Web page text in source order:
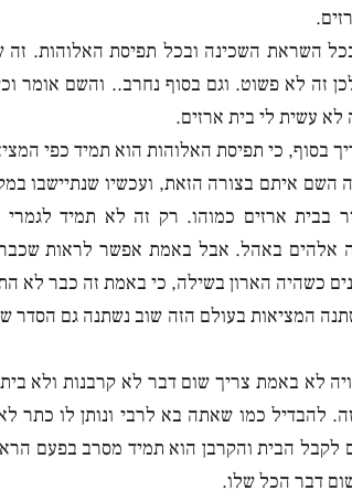
השראת השכינה ובכל תפיסת האלוהות.
זה לא פשוט. וגם בסוף נחרב.. והשם אומר
עשית לי בית ארזים.
בסוף, כי תפיסת האלוהות הוא תמיד כפי
השם איתם בצורה הזאת, ועכשיו שנתיישבו
בבית ארזים כמוהו. רק זה לא תמיד לגמרי
אלהים באהל. אבל באמת אפשר לראות
כשהיה הארון בשילה, כי באמת זה כבר לא
המציאות בעולם הזה שוב נשתנה גם הסדר
לא באמת צריך שום דבר לא קרבנות ולא בית
זה. להבדיל כמו שאתה בא לרבי ונותן לו כתר
לקבל הבית והקרבן הוא תמיד מסרב בפעם
דבר הכל שלו.